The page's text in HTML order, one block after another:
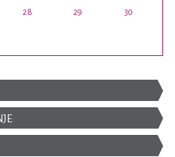
28 29 30